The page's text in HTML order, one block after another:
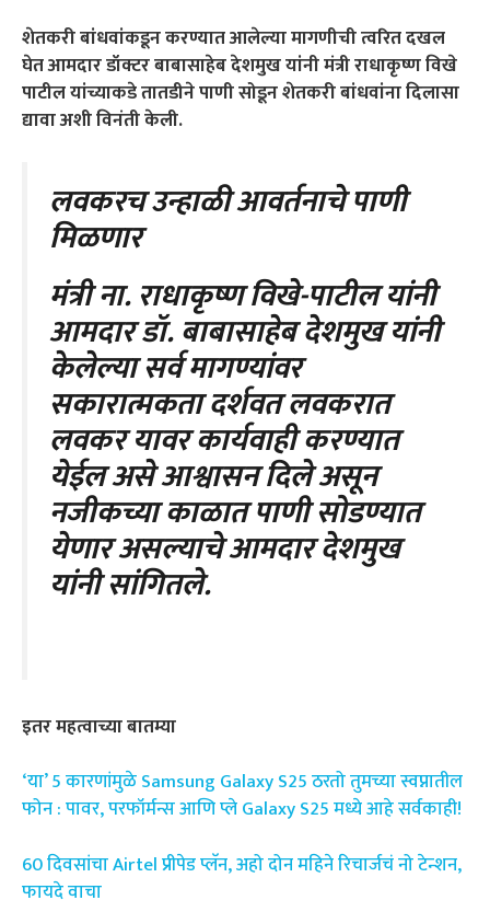
शेतकरी बांधवांकडून करण्यात आलेल्या मागणीची त्वरित दखल
घेत आमदार डॉक्टर बाबासाहेब देशमुख यांनी मंत्री राधाकृष्ण विखे
पाटील यांच्याकडे तातडीने पाणी सोडून शेतकरी बांधवांना दिलासा
द्यावा अशी विनंती केली.
लवकरच उन्हाळी आवर्तनाचे पाणी
मिळणार
मंत्री ना. राधाकृष्ण विखे-पाटील यांनी
आमदार डॉ. बाबासाहेब देशमुख यांनी
केलेल्या सर्व मागण्यांवर
सकारात्मकता दर्शवत लवकरात
लवकर यावर कार्यवाही करण्यात
येईल असे आश्वासन दिले असून
नजीकच्या काळात पाणी सोडण्यात
येणार असल्याचे आमदार देशमुख
यांनी सांगितले.
इतर महत्वाच्या बातम्या
‘या’ 5 कारणांमुळे Samsung Galaxy S25 ठरतो तुमच्या स्वप्नातील
फोन : पावर, परफॉर्मन्स आणि प्ले Galaxy S25 मध्ये आहे सर्वकाही!
60 दिवसांचा Airtel प्रीपेड प्लॅन, अहो दोन महिने रिचार्जचं नो टेन्शन,
फायदे वाचा